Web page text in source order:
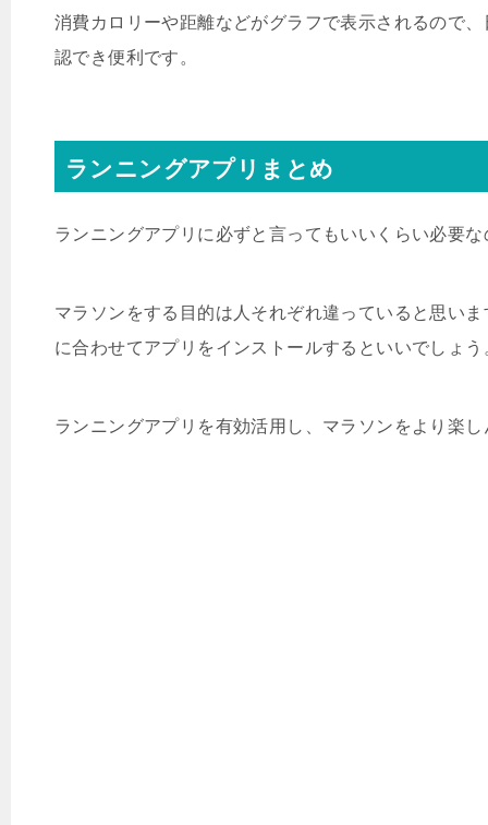
消費カロリーや距離などがグラフで表示されるので
認でき便利です。
ランニングアプリまとめ
ランニングアプリに必ずと言ってもいいくらい必要な
マラソンをする目的は人それぞれ違っていると思い
に合わせてアプリをインストールするといいでしょう
ランニングアプリを有効活用し、マラソンをより楽